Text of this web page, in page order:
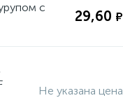
с
29,60 ₽
Не указана цена